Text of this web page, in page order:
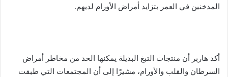
المدخنين في العمر بتزايد أمراض الأورام لديهم.
أكد هاربر أن منتجات التبغ البديلة يمكنها الحد من مخاطر أمراض
السرطان والقلب والأورام، مشيرًا إلى أن المجتمعات التي طبقت